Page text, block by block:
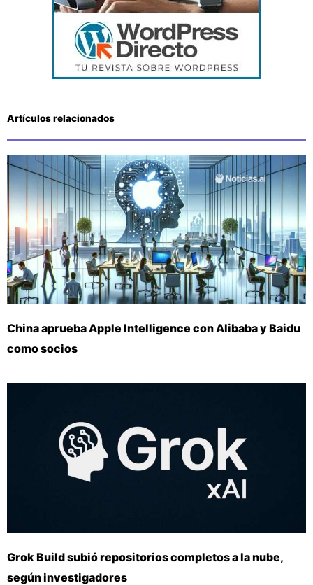
Artículos relacionados
China aprueba Apple Intelligence con Alibaba y Baidu
como socios
Grok Build subió repositorios completos a la nube,
según investigadores